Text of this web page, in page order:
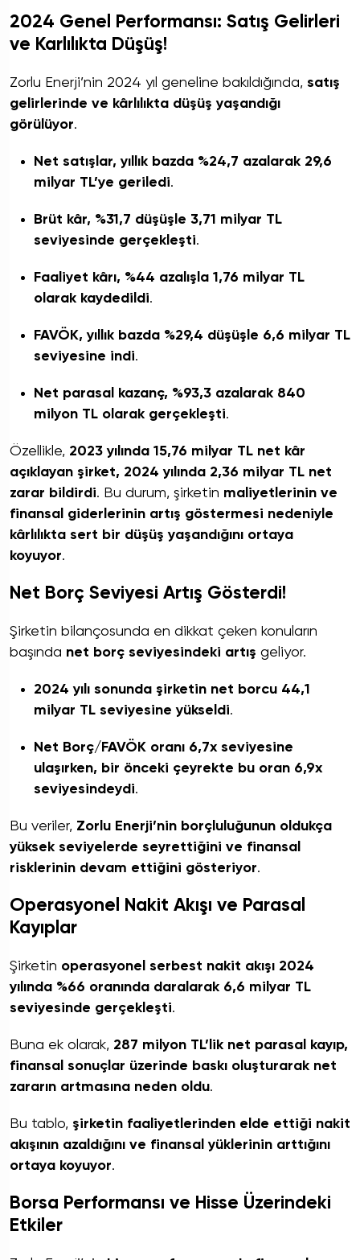
2024 Genel Performansı: Satış Gelirleri
ve Karlılıkta Düşüş!
Zorlu Enerji’nin 2024 yıl geneline bakıldığında, satış
gelirlerinde ve kârlılıkta düşüş yaşandığı
görülüyor.
Net satışlar, yıllık bazda %24,7 azalarak 29,6
milyar TL’ye geriledi.
Brüt kâr, %31,7 düşüşle 3,71 milyar TL
seviyesinde gerçekleşti.
Faaliyet kârı, %44 azalışla 1,76 milyar TL
olarak kaydedildi.
FAVÖK, yıllık bazda %29,4 düşüşle 6,6 milyar TL
seviyesine indi.
Net parasal kazanç, %93,3 azalarak 840
milyon TL olarak gerçekleşti.
Özellikle, 2023 yılında 15,76 milyar TL net kâr
açıklayan şirket, 2024 yılında 2,36 milyar TL net
zarar bildirdi. Bu durum, şirketin maliyetlerinin ve
finansal giderlerinin artış göstermesi nedeniyle
kârlılıkta sert bir düşüş yaşandığını ortaya
koyuyor.
Net Borç Seviyesi Artış Gösterdi!
Şirketin bilançosunda en dikkat çeken konuların
başında net borç seviyesindeki artış geliyor.
2024 yılı sonunda şirketin net borcu 44,1
milyar TL seviyesine yükseldi.
Net Borç/FAVÖK oranı 6,7x seviyesine
ulaşırken, bir önceki çeyrekte bu oran 6,9x
seviyesindeydi.
Bu veriler, Zorlu Enerji’nin borçluluğunun oldukça
yüksek seviyelerde seyrettiğini ve finansal
risklerinin devam ettiğini gösteriyor.
Operasyonel Nakit Akışı ve Parasal
Kayıplar
Şirketin operasyonel serbest nakit akışı 2024
yılında %66 oranında daralarak 6,6 milyar TL
seviyesinde gerçekleşti.
Buna ek olarak, 287 milyon TL’lik net parasal kayıp,
finansal sonuçlar üzerinde baskı oluşturarak net
zararın artmasına neden oldu.
Bu tablo, şirketin faaliyetlerinden elde ettiği nakit
akışının azaldığını ve finansal yüklerinin arttığını
ortaya koyuyor.
Borsa Performansı ve Hisse Üzerindeki
Etkiler